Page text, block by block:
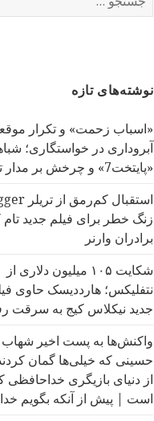
س
ب
ا
ی
:
نوشته‌های تازه
«اسباب زحمت» و تکرار
آبروداری در خواستگاری؛
«پایتخت7» و چرخش بر مدار تکرار
زنگ خطر برای فیلم جدید
برادران وارنر
شکایت ۱۰۵ میلیون دلاری از
نتفلیکس؛ هارددیسک حاوی
جدید نیکلاس کیج به سرقت
واکنش‌ها به پست اخیر شهاب
حسینی که خیلی‌ها گمان
از دنیای بازیگری خداحافظی
است | پیش از آنکه بگویم